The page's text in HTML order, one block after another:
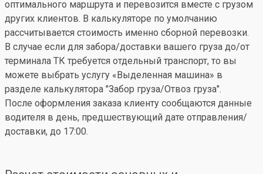
оптимального маршрута и перевозится вместе с грузом
других клиентов. В калькуляторе по умолчанию
рассчитывается стоимость именно сборной перевозки.
В случае если для забора/доставки вашего груза до/от
терминала ТК требуется отдельный транспорт, то вы
можете выбрать услугу «Выделенная машина» в
разделе калькулятора "Забор груза/Отвоз груза".
После оформления заказа клиенту сообщаются данные
водителя в день, предшествующий дате отправления/
доставки, до 17:00.